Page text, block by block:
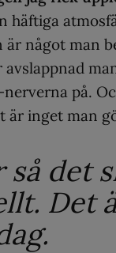
häftiga
är något man
på.
är inget man
så det
Det